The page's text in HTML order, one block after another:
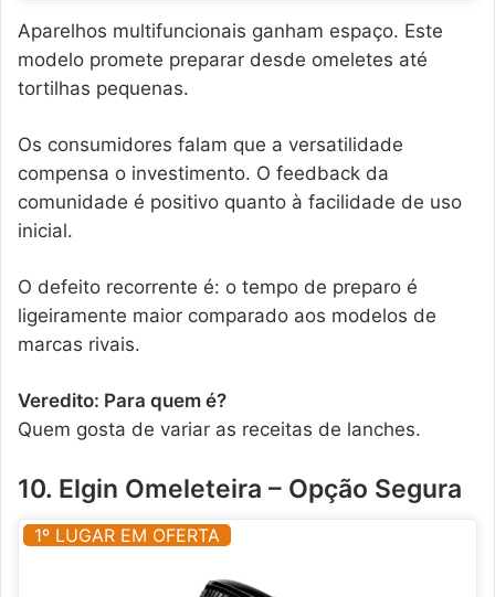
Aparelhos multifuncionais ganham espaço. Este
modelo promete preparar desde omeletes até
tortilhas pequenas.
Os consumidores falam que a versatilidade
compensa o investimento. O feedback da
comunidade é positivo quanto à facilidade de uso
inicial.
O defeito recorrente é: o tempo de preparo é
ligeiramente maior comparado aos modelos de
marcas rivais.
Veredito: Para quem é?
Quem gosta de variar as receitas de lanches.
10. Elgin Omeleteira – Opção Segura
1º LUGAR EM OFERTA